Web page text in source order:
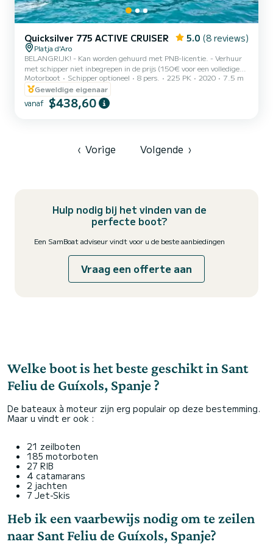
Quicksilver 775 ACTIVE CRUISER 5.0 (8 reviews)
Platja d'Aro
BELANGRIJK! - Kan worden gehuurd met PNB-licentie. - Verhuur
met schipper niet inbegrepen in de prijs (150€ voor een volledige
dag / 100€ voor een halve dag) Onze boot QuickSilver Activ 755
Sundeck uit 2023 is het ideale model om van de zee te genieten,
een krachtige en wendbare boot uitgerust met een krachtige
motor van 225 pk. Het heeft een sportieve buitenafwerking, een
Motorboot Schipper optioneel 8 pers. 225 PK 2020
7.5 m
Geweldige eigenaar
vanaf $438,60
‹ Vorige Volgende ›
Hulp nodig bij het vinden van de
perfecte boot?
Een SamBoat adviseur vindt voor u de beste aanbiedingen
Vraag een offerte aan
Welke boot is het beste geschikt in Sant
Feliu de Guíxols, Spanje ?
De bateaux à moteur zijn erg populair op deze bestemming.
Maar u vindt er ook :
21 zeilboten
185 motorboten
27 RIB
4 catamarans
2 jachten
7 Jet-Skis
Heb ik een vaarbewijs nodig om te zeilen
naar Sant Feliu de Guíxols, Spanje?